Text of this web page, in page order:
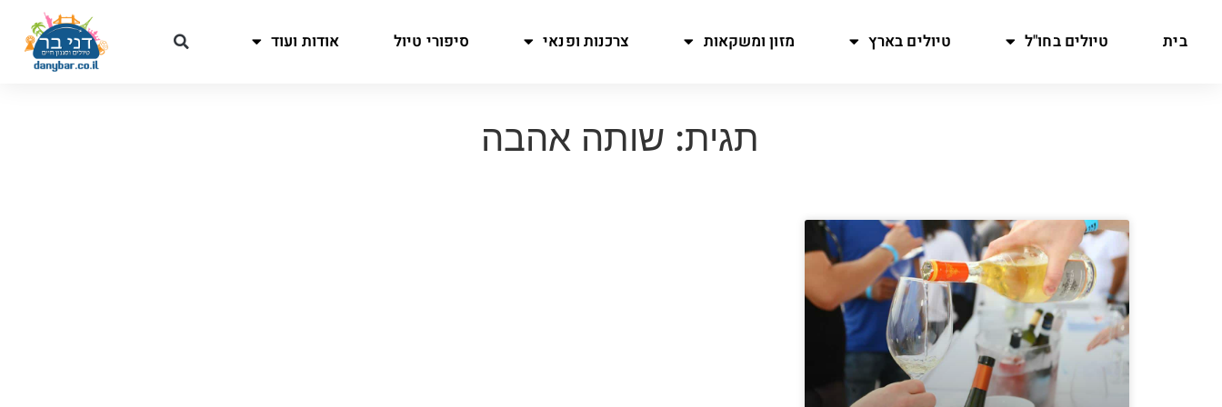
בית טיולים בחו"ל טיולים בארץ מזון ומשקאות צרכנות ופנאי סיפורי טיול אודות ועוד
תגית: שותה אהבה